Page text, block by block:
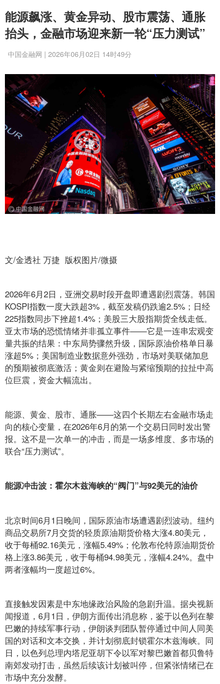
能源飙涨、黄金异动、股市震荡、通胀
抬头，金融市场迎来新一轮“压力测试”
中国金融网 | 2026年06月02日 14时49分
文/金透社 万捷 版权图片/微摄
2026年6月2日，亚洲交易时段开盘即遭遇剧烈震荡。韩国
KOSPI指数一度大跌超3%，截至发稿仍跌逾2.5%；日经
225指数同步下挫超1.4%；美股三大股指期货全线走低。
亚太市场的恐慌情绪并非孤立事件——它是一连串宏观变
量共振的结果：中东局势骤然升级，国际原油价格单日暴
涨超5%；美国制造业数据意外强劲，市场对美联储加息
的预期被彻底激活；黄金则在避险与紧缩预期的拉扯中高
位巨震，资金大幅流出。
能源、黄金、股市、通胀——这四个长期左右金融市场走
向的核心变量，在2026年6月的第一个交易日同时发出警
报。这不是一次单一的冲击，而是一场多维度、多市场的
联合“压力测试”。
能源冲击波：霍尔木兹海峡的“阀门”与92美元的油价
北京时间6月1日晚间，国际原油市场遭遇剧烈波动。纽约
商品交易所7月交货的轻质原油期货价格大涨4.80美元，
收于每桶92.16美元，涨幅5.49%；伦敦布伦特原油期货价
格上涨3.86美元，收于每桶94.98美元，涨幅4.24%。盘中
两者涨幅均一度超过6%。
直接触发因素是中东地缘政治风险的急剧升温。据央视新
闻报道，6月1日，伊朗方面传出消息称，鉴于以色列在黎
巴嫩的持续军事行动，伊朗谈判团队暂停通过中间人同美
国的对话和文本交换，并计划彻底封锁霍尔木兹海峡。同
日，以色列总理内塔尼亚胡下令以军对黎巴嫩首都贝鲁特
南郊发动打击，虽然后续该计划被叫停，但紧张情绪已在
市场中充分发酵。